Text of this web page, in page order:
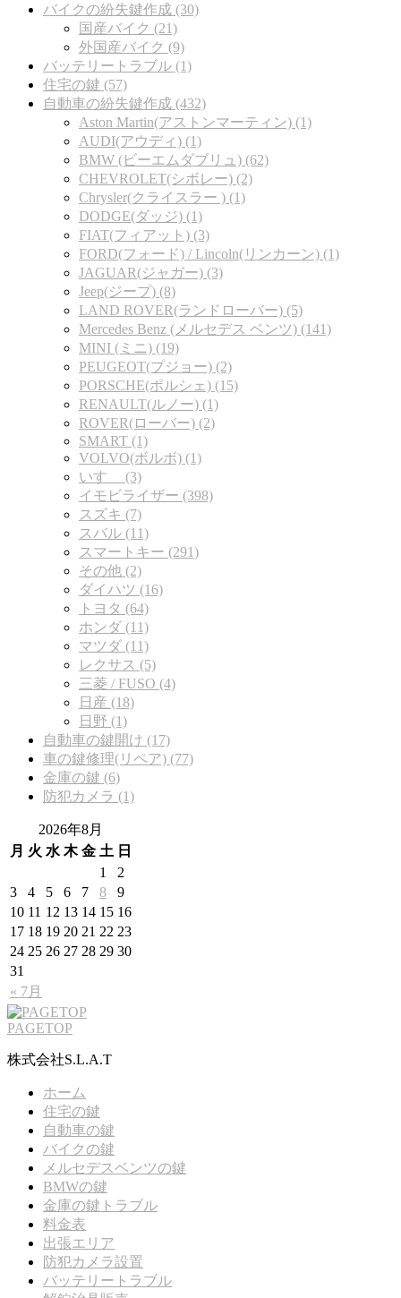
バイクの紛失鍵作成 (30)
国産バイク (21)
外国産バイク (9)
バッテリートラブル (1)
住宅の鍵 (57)
自動車の紛失鍵作成 (432)
Aston Martin(アストンマーティン) (1)
AUDI(アウディ) (1)
BMW (ビーエムダブリュ) (62)
CHEVROLET(シボレー) (2)
Chrysler(クライスラー ) (1)
DODGE(ダッジ) (1)
FIAT(フィアット) (3)
FORD(フォード) / Lincoln(リンカーン) (1)
JAGUAR(ジャガー) (3)
Jeep(ジープ) (8)
LAND ROVER(ランドローバー) (5)
Mercedes Benz (メルセデス ベンツ) (141)
MINI (ミニ) (19)
PEUGEOT(プジョー) (2)
PORSCHE(ポルシェ) (15)
RENAULT(ルノー) (1)
ROVER(ローバー) (2)
SMART (1)
VOLVO(ボルボ) (1)
いすゞ (3)
イモビライザー (398)
スズキ (7)
スバル (11)
スマートキー (291)
その他 (2)
ダイハツ (16)
トヨタ (64)
ホンダ (11)
マツダ (11)
レクサス (5)
三菱 / FUSO (4)
日産 (18)
日野 (1)
自動車の鍵開け (17)
車の鍵修理(リペア) (77)
金庫の鍵 (6)
防犯カメラ (1)
2026年8月
月 火 水 木 金 土 日
« 7月
1
2
3
4 5 6 7 8
9
10 11 12 13 14 15 16
17 18 19 20 21 22 23
24 25 26 27 28 29 30
31
PAGETOP
株式会社S.L.A.T
ホーム
住宅の鍵
自動車の鍵
バイクの鍵
メルセデスベンツの鍵
BMWの鍵
金庫の鍵トラブル
料金表
出張エリア
防犯カメラ設置
バッテリートラブル